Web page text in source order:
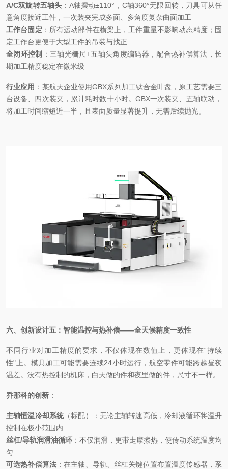
A/C双旋转五轴头 ： A轴摆动±110°，C轴360°无限回转，刀具可从任
意角度接近工件，一次装夹完成多面、多角度复杂曲面加工
工作台固定 ：所有运动部件在横梁上，工件重量不影响动态精度；固
定工作台更便于大型工件的吊装与找正
全闭环控制
：三轴光栅尺+五轴头角度编码器，配合热补偿算法，长
期加工精度稳定在微米级
行业应用 ：某航天企业使用GBX系列加工钛合金叶盘，原工艺需要三
台设备、四次装夹，累计耗时数十小时。GBX一次装夹、五轴联动，
将加工时间缩短近一半，且表面质量显著提升，无需后续抛光。
六、创新设计五：智能温控与热补偿——全天候精度一致性
不同行业对加工精度的要求，不仅体现在数值上，更体现在“持续
性"上。模具加工可能需要连续24小时运行，航空零件可能跨越昼夜
温差。没有热控制的机床，白天做的件和夜里做的件，尺寸不一样。
乔那科的创新 ：
主轴恒温冷却系统（标配）：无论主轴转速高低，冷却液循环将温升
控制在极小范围内
丝杠/导轨润滑油循环 ：不仅润滑，更带走摩擦热，使传动系统温度均
匀
可选热补偿算法：在主轴、导轨、丝杠关键位置布置温度传感器，系